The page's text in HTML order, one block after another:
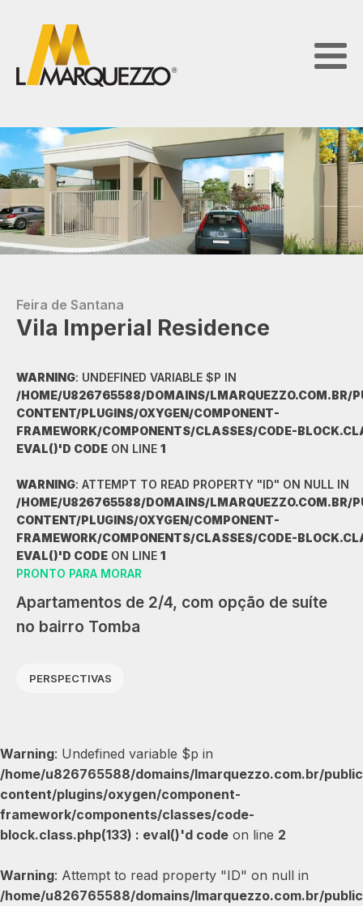
Feira de Santana
Vila Imperial Residence
WARNING: UNDEFINED VARIABLE $P IN
/HOME/U826765588/DOMAINS/LMARQUEZZO.COM.BR/
CONTENT/PLUGINS/OXYGEN/COMPONENT-
FRAMEWORK/COMPONENTS/CLASSES/CODE-
EVAL()'D CODE ON LINE 1
WARNING: ATTEMPT TO READ PROPERTY "ID" ON NULL IN
/HOME/U826765588/DOMAINS/LMARQUEZZO.COM.BR/
CONTENT/PLUGINS/OXYGEN/COMPONENT-
FRAMEWORK/COMPONENTS/CLASSES/CODE-
EVAL()'D CODE ON LINE 1
PRONTO PARA MORAR
Apartamentos de 2/4, com opção de suíte
no bairro Tomba
PERSPECTIVAS
Warning: Undefined variable $p in
/home/u826765588/domains/lmarquezzo.com.br/
content/plugins/oxygen/component-
framework/components/classes/code-
block.class.php(133) : eval()'d code on line 2
Warning: Attempt to read property "ID" on null in
/home/u826765588/domains/lmarquezzo.com.br/